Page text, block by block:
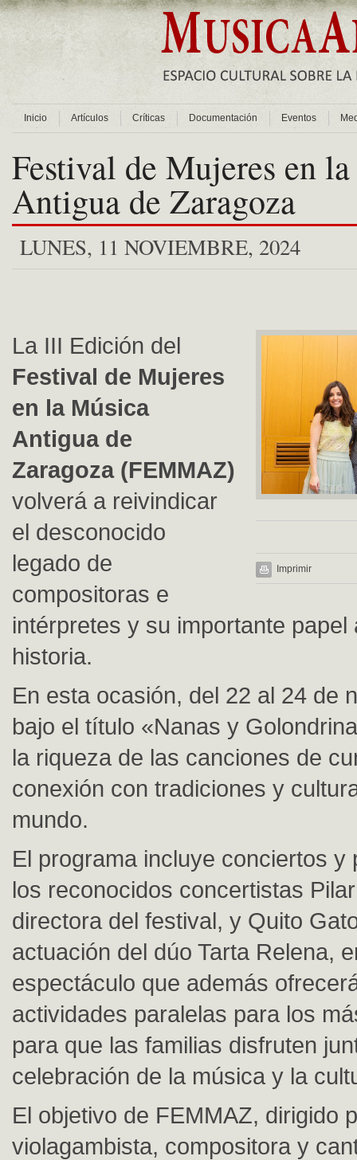
Inicio Artículos Críticas Documentación Eventos
Festival de Mujeres en
Antigua de Zaragoza
LUNES, 11 NOVIEMBRE, 2024
Imprimir
La III Edición del
Festival de Mujeres
en la Música
Antigua de
Zaragoza (FEMMAZ)
volverá a reivindicar
el desconocido
legado de
compositoras e
intérpretes y su importante papel
historia.
En esta ocasión, del 22 al 24 de
bajo el título «Nanas y
la riqueza de las canciones de
conexión con tradiciones y
mundo.
El programa incluye conciertos y
los reconocidos concertistas
directora del festival, y Quito
actuación del dúo Tarta Relena,
espectáculo que además
actividades paralelas para los
para que las familias disfruten
celebración de la música y la
El objetivo de FEMMAZ, dirigido
violagambista, compositora y